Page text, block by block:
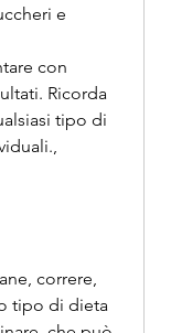
e
con
Ricorda
tipo di
correre,
tipo di dieta